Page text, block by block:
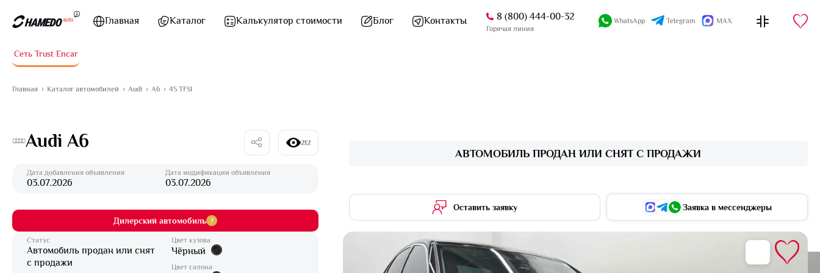
Главная
Каталог Калькулятор стоимости Блог Контакты 8 (800) 444-00-32
Горячая линия
WhatsApp Telegram MAX
Сеть Trust Encar
Главная Каталог автомобилей Audi A6 45 TFSI
Audi A6 212
Дата добавления объявления
03.07.2026
Дата модификации объявления
03.07.2026
Дилерский автомобиль ?
АВТОМОБИЛЬ ПРОДАН ИЛИ СНЯТ С ПРОДАЖИ
Оставить заявку Заявка в мессенджеры
Статус
Автомобиль продан или снят
с продажи
Цвет кузова
Чёрный
Цвет салона